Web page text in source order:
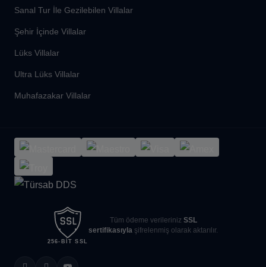
Sanal Tur İle Gezilebilen Villalar
Şehir İçinde Villalar
Lüks Villalar
Ultra Lüks Villalar
Muhafazakar Villalar
256-BIT SSL
Tüm ödeme verileriniz SSL
sertifikasıyla şifrelenmiş olarak aktarılır.